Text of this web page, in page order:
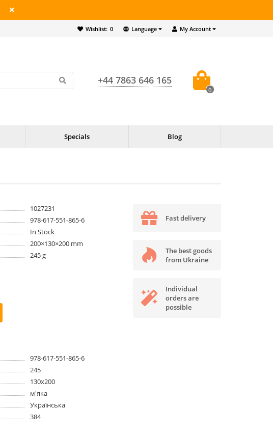
My Account
Language
Wishlist: 0
+44 7863 646 165
0
Specials Blog
1027231
978-617-551-865-6
In Stock
200×130×200 mm
245 g
978-617-551-865-6
245
130х200
м'яка
Українська
384
Fast delivery
The best goods
from Ukraine
Individual
orders are
possible